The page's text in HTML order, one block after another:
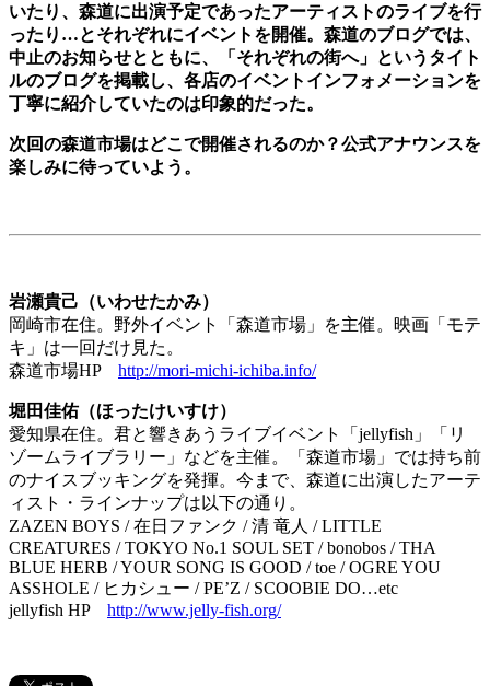
いたり、森道に出演予定であったアーティストのライブを行
ったり…とそれぞれにイベントを開催。森道のブログでは、
中止のお知らせとともに、「それぞれの街へ」というタイト
ルのブログを掲載し、各店のイベントインフォメーションを
丁寧に紹介していたのは印象的だった。
次回の森道市場はどこで開催されるのか？公式アナウンスを
楽しみに待っていよう。
岩瀬貴己（いわせたかみ）
岡崎市在住。野外イベント「森道市場」を主催。映画「モテ
キ」は一回だけ見た。
森道市場HP http://mori-michi-ichiba.info/
堀田佳佑（ほったけいすけ）
愛知県在住。君と響きあうライブイベント「jellyfish」「リ
ゾームライブラリー」などを主催。「森道市場」では持ち前
のナイスブッキングを発揮。今まで、森道に出演したアーテ
ィスト・ラインナップは以下の通り。
ZAZEN BOYS / 在日ファンク / 清 竜人 / LITTLE
CREATURES / TOKYO No.1 SOUL SET / bonobos / THA
BLUE HERB / YOUR SONG IS GOOD / toe / OGRE YOU
ASSHOLE / ヒカシュー / PE’Z / SCOOBIE DO…etc
jellyfish HP http://www.jelly-fish.org/